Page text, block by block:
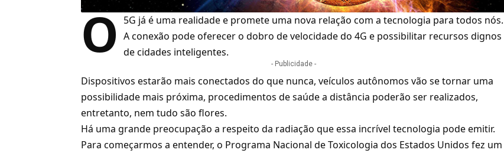
O 5G já é uma realidade e promete uma nova relação com a tecnologia para todos nós.
A conexão pode oferecer o dobro de velocidade do 4G e possibilitar recursos dignos
de cidades inteligentes.
- Publicidade -
Dispositivos estarão mais conectados do que nunca, veículos autônomos vão se tornar uma
possibilidade mais próxima, procedimentos de saúde a distância poderão ser realizados,
entretanto, nem tudo são flores.
Há uma grande preocupação a respeito da radiação que essa incrível tecnologia pode emitir.
Para começarmos a entender, o Programa Nacional de Toxicologia dos Estados Unidos fez um